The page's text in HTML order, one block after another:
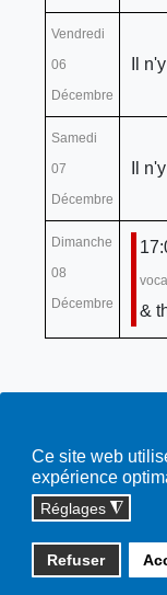
Ce site web
expérience
Réglages ◮
Refuser
Vendredi
06
Décembre
Il
Samedi
07
Décembre
Il
Dimanche
08
Décembre
&
Copyright © 2026
solutions